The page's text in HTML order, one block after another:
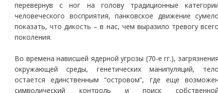
перевернув с ног на голову традиционные
человеческого восприятия, панковское движение
показать, что дикость – в нас, чем выразило тревогу
поколения.
Во времена нависшей ядерной угрозы (70-е гг.),
окружающей среды, генетических манипуляций,
остается единственным “островом”, где еще
символический контроль и поиск